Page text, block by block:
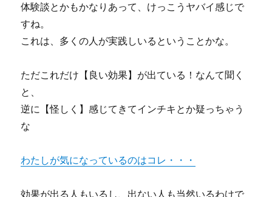
体験談とかもかなりあって、けっこうヤバイ感じで
すね。
これは、多くの人が実践しいるということかな。
ただこれだけ【良い効果】が出ている！なんて聞く
と、
逆に【怪しく】感じてきてインチキとか疑っちゃう
な
わたしが気になっているのはコレ・・・
効果が出る人もいるし、出ない人も当然いるわけで